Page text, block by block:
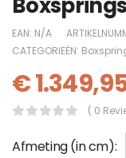
EAN: N/A
CATEGORIEËN:
€
( 0
Afmeting (in cm)